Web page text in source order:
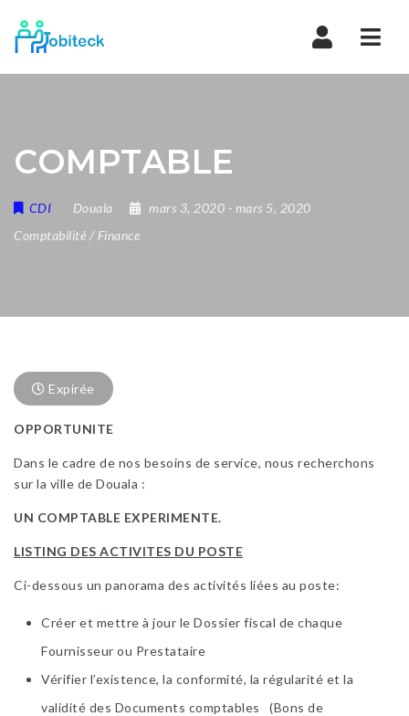
COMPTABLE
CDI Douala mars 3, 2020 - mars 5, 2020
Comptabilité / Finance
Expirée
OPPORTUNITE
Dans le cadre de nos besoins de service, nous recherchons
sur la ville de Douala :
UN COMPTABLE EXPERIMENTE.
LISTING DES ACTIVITES DU POSTE
Ci-dessous un panorama des activités liées au poste:
Créer et mettre à jour le Dossier fiscal de chaque
Fournisseur ou Prestataire
Vérifier l’existence, la conformité, la régularité et la
validité des Documents comptables (Bons de